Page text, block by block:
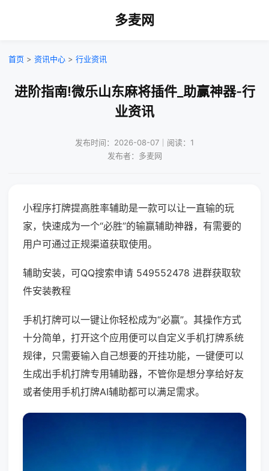
多麦网
首页 > 资讯中心 > 行业资讯
进阶指南!微乐山东麻将插件_助赢神器-行
业资讯
发布时间：2026-08-07｜阅读：1
发布者：多麦网
小程序打牌提高胜率辅助是一款可以让一直输的玩
家，快速成为一个“必胜”的输赢辅助神器，有需要的
用户可通过正规渠道获取使用。
辅助安装，可QQ搜索申请 549552478 进群获取软
件安装教程
手机打牌可以一键让你轻松成为“必赢”。其操作方式
十分简单，打开这个应用便可以自定义手机打牌系统
规律，只需要输入自己想要的开挂功能，一键便可以
生成出手机打牌专用辅助器，不管你是想分享给好友
或者使用手机打牌AI辅助都可以满足需求。